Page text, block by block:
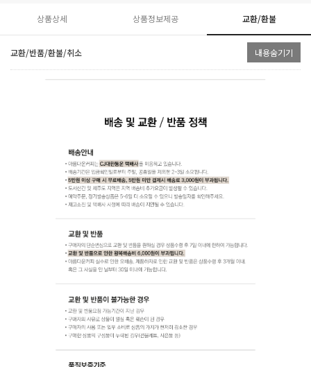
상품상세 상품정보제공 교환/환불
교환/반품/환불/취소 내용숨기기